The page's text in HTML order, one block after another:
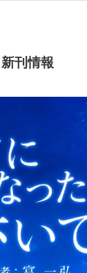
新刊情報